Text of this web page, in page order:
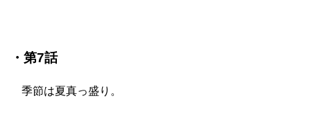
・第7話
季節は夏真っ盛り。